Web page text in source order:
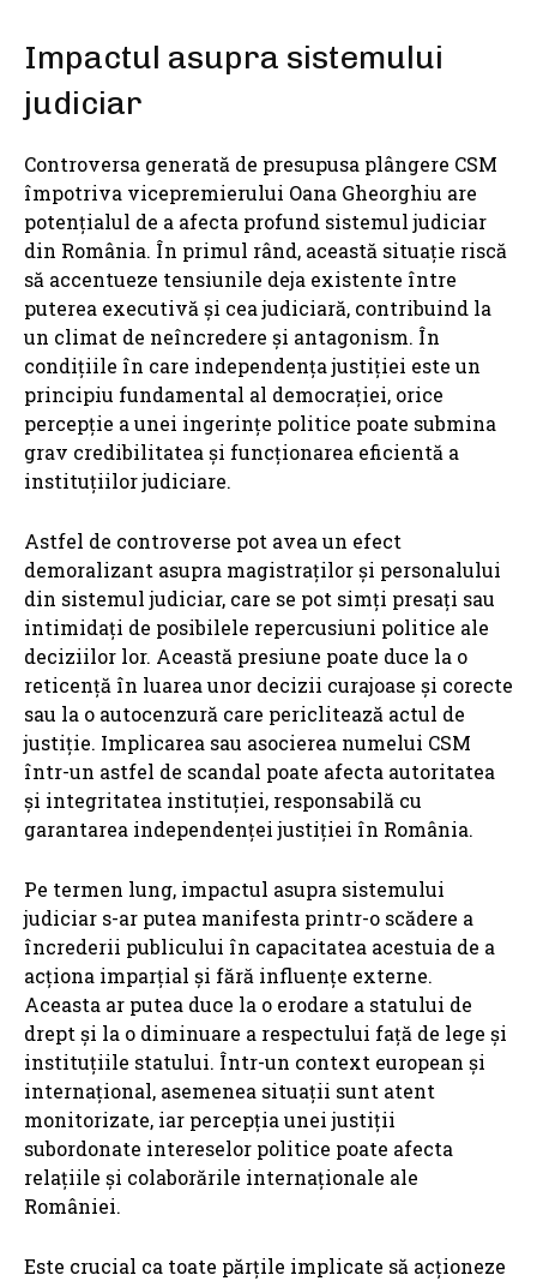
Impactul asupra sistemului
judiciar
Controversa generată de presupusa plângere CSM
împotriva vicepremierului Oana Gheorghiu are
potențialul de a afecta profund sistemul judiciar
din România. În primul rând, această situație riscă
să accentueze tensiunile deja existente între
puterea executivă și cea judiciară, contribuind la
un climat de neîncredere și antagonism. În
condițiile în care independența justiției este un
principiu fundamental al democrației, orice
percepție a unei ingerințe politice poate submina
grav credibilitatea și funcționarea eficientă a
instituțiilor judiciare.
Astfel de controverse pot avea un efect
demoralizant asupra magistraților și personalului
din sistemul judiciar, care se pot simți presați sau
intimidați de posibilele repercusiuni politice ale
deciziilor lor. Această presiune poate duce la o
reticență în luarea unor decizii curajoase și corecte
sau la o autocenzură care periclitează actul de
justiție. Implicarea sau asocierea numelui CSM
într-un astfel de scandal poate afecta autoritatea
și integritatea instituției, responsabilă cu
garantarea independenței justiției în România.
Pe termen lung, impactul asupra sistemului
judiciar s-ar putea manifesta printr-o scădere a
încrederii publicului în capacitatea acestuia de a
acționa imparțial și fără influențe externe.
Aceasta ar putea duce la o erodare a statului de
drept și la o diminuare a respectului față de lege și
instituțiile statului. Într-un context european și
internațional, asemenea situații sunt atent
monitorizate, iar percepția unei justiții
subordonate intereselor politice poate afecta
relațiile și colaborările internaționale ale
României.
Este crucial ca toate părțile implicate să acționeze